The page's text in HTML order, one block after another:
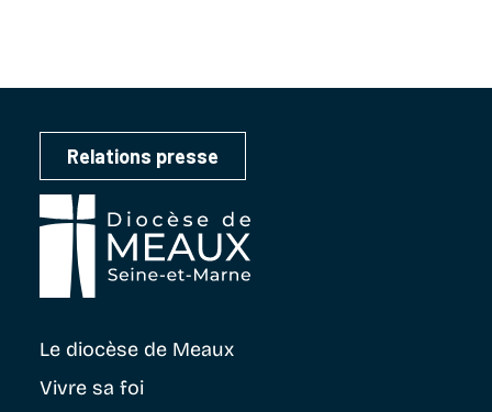
Relations presse
Le diocèse de Meaux
Vivre sa foi